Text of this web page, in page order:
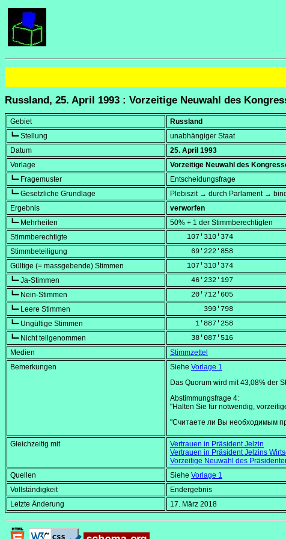
Russland, 25. April 1993 : Vorzeitige Neuwahl des
Gebiet
Russland
┗━ Stellung
unabhängiger Staat
Datum
25. April 1993
Vorlage
Vorzeitige Neuwahl des
┗━ Fragemuster
Entscheidungsfrage
┗━ Gesetzliche Grundlage
Plebiszit → durch Parlament →
Ergebnis
verworfen
┗━ Mehrheiten
50% + 1 der Stimmberechtigten
Stimmberechtigte
    107'310'374
Stimmbeteiligung
     69'222'858
Gültige (= massgebende) Stimmen
    107'310'374
┗━ Ja-Stimmen
     46'232'197
┗━ Nein-Stimmen
     20'712'605
┗━ Leere Stimmen
        390'798
┗━ Ungültige Stimmen
      1'887'258
┗━ Nicht teilgenommen
     38'087'516
Medien
Stimmzettel
Bemerkungen
Siehe Vorlage 1
Das Quorum wird mit 43,08% der
Abstimmungsfrage 4:
"Halten Sie für notwendig,
"Считаете ли Вы необходимым
Gleichzeitig mit
Vertrauen in Präsident Jelzin
Vertrauen in Präsident Jelzins
Vorzeitige Neuwahl des
Quellen
Siehe Vorlage 1
Vollständigkeit
Endergebnis
Letzte Änderung
17. März 2018